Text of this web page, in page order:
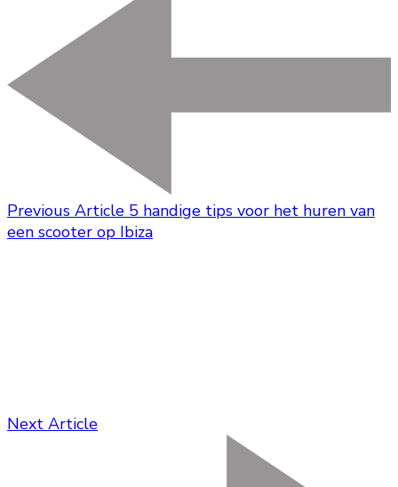
Previous Article 5 handige tips voor het huren van
een scooter op Ibiza
Next Article